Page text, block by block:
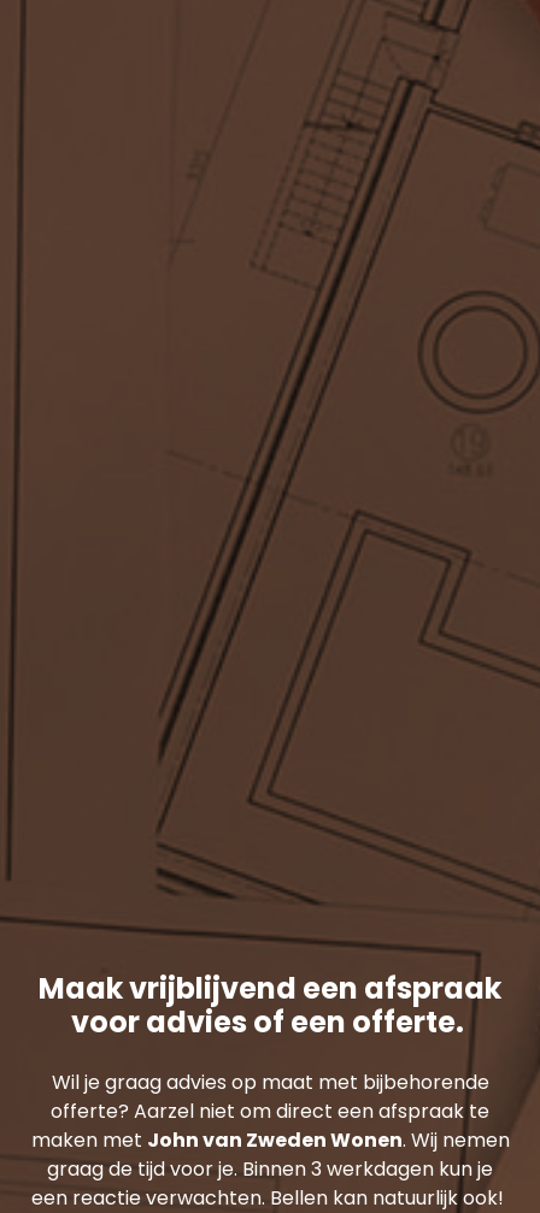
Maak vrijblijvend een afspraak
voor advies of een offerte.
Wil je graag advies op maat met bijbehorende
offerte? Aarzel niet om direct een afspraak te
maken met John van Zweden Wonen. Wij nemen
graag de tijd voor je. Binnen 3 werkdagen kun je
een reactie verwachten. Bellen kan natuurlijk ook!